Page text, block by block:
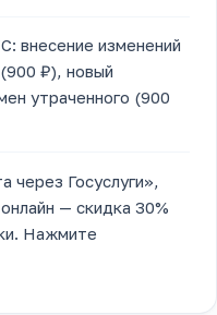
внесение изменений
₽), новый
утраченного (900
через Госуслуги»,
— скидка 30%
Нажмите